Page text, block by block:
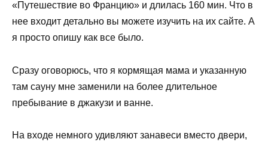
«Путешествие во Францию» и длилась 160 мин. Что в
нее входит детально вы можете изучить на их сайте. А
я просто опишу как все было.
Сразу оговорюсь, что я кормящая мама и указанную
там сауну мне заменили на более длительное
пребывание в джакузи и ванне.
На входе немного удивляют занавеси вместо двери,